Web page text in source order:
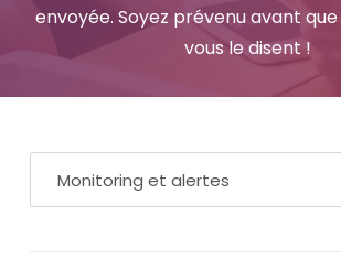
envoyée. Soyez prévenu avant
vous le disent !